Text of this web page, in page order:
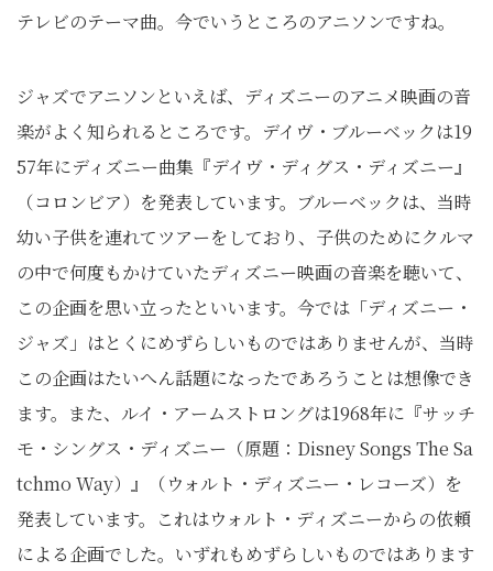
テレビのテーマ曲。今でいうところのアニソンですね。
ジャズでアニソンといえば、ディズニーのアニメ映画の音
楽がよく知られるところです。デイヴ・ブルーベックは19
57年にディズニー曲集『デイヴ・ディグス・ディズニー』
（コロンビア）を発表しています。ブルーベックは、当時
幼い子供を連れてツアーをしており、子供のためにクルマ
の中で何度もかけていたディズニー映画の音楽を聴いて、
この企画を思い立ったといいます。今では「ディズニー・
ジャズ」はとくにめずらしいものではありませんが、当時
この企画はたいへん話題になったであろうことは想像でき
ます。また、ルイ・アームストロングは1968年に『サッチ
モ・シングス・ディズニー（原題：Disney Songs The Sa
tchmo Way）』（ウォルト・ディズニー・レコーズ）を
発表しています。これはウォルト・ディズニーからの依頼
による企画でした。いずれもめずらしいものではあります